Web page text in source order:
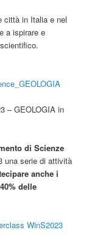
città in Italia e nel
a ispirare e
– GEOLOGIA in
di Scienze
una serie di attività
anche i
delle
WinS2023